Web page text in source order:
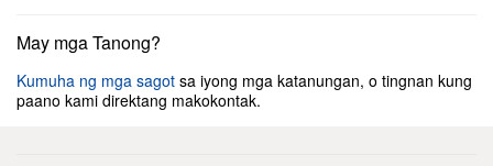
May mga Tanong?
Kumuha ng mga sagot sa iyong mga katanungan, o tingnan kung
paano kami direktang makokontak.